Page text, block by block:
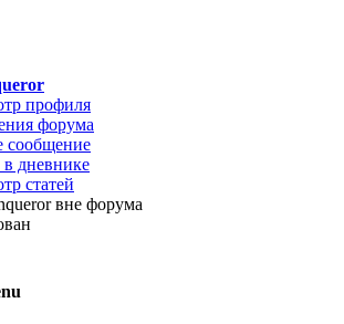
профиля
форума
сообщение
в дневнике
статей